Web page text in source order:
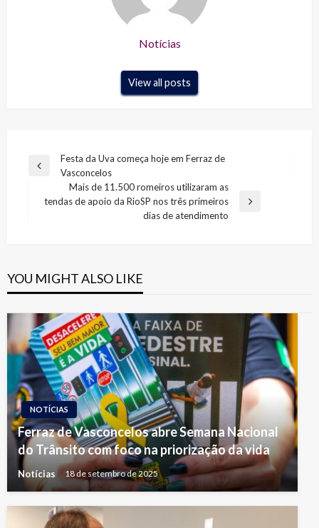
Notícias
View all posts
Navegação
Post
Previous
Festa da Uva começa hoje em Ferraz de
Vasconcelos
Next
Mais de 11.500 romeiros utilizaram as
tendas de apoio da RioSP nos três primeiros
dias de atendimento
YOU MIGHT ALSO LIKE
NOTÍCIAS
Ferraz de Vasconcelos abre Semana Nacional
do Trânsito com foco na priorização da vida
Notícias 18 de setembro de 2025